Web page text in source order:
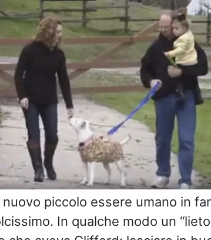
piccolo essere umano in
In qualche modo un